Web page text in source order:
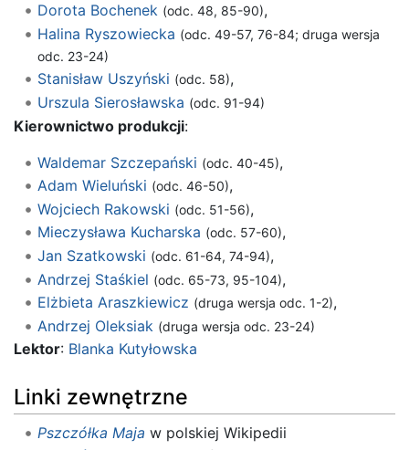
Dorota Bochenek (odc. 48, 85-90),
Halina Ryszowiecka (odc. 49-57, 76-84; druga wersja
odc. 23-24)
Stanisław Uszyński (odc. 58),
Urszula Sierosławska (odc. 91-94)
Kierownictwo produkcji:
Waldemar Szczepański (odc. 40-45),
Adam Wieluński (odc. 46-50),
Wojciech Rakowski (odc. 51-56),
Mieczysława Kucharska (odc. 57-60),
Jan Szatkowski (odc. 61-64, 74-94),
Andrzej Staśkiel (odc. 65-73, 95-104),
Elżbieta Araszkiewicz (druga wersja odc. 1-2),
Andrzej Oleksiak (druga wersja odc. 23-24)
Lektor: Blanka Kutyłowska
Linki zewnętrzne
Pszczółka Maja w polskiej Wikipedii